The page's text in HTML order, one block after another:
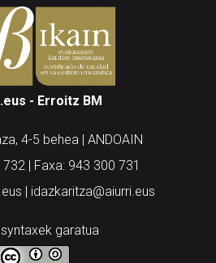
- Erroitz BM
4-5 behea | ANDOAIN
| Faxa: 943 300 731
| idazkaritza@aiurri.eus
garatua